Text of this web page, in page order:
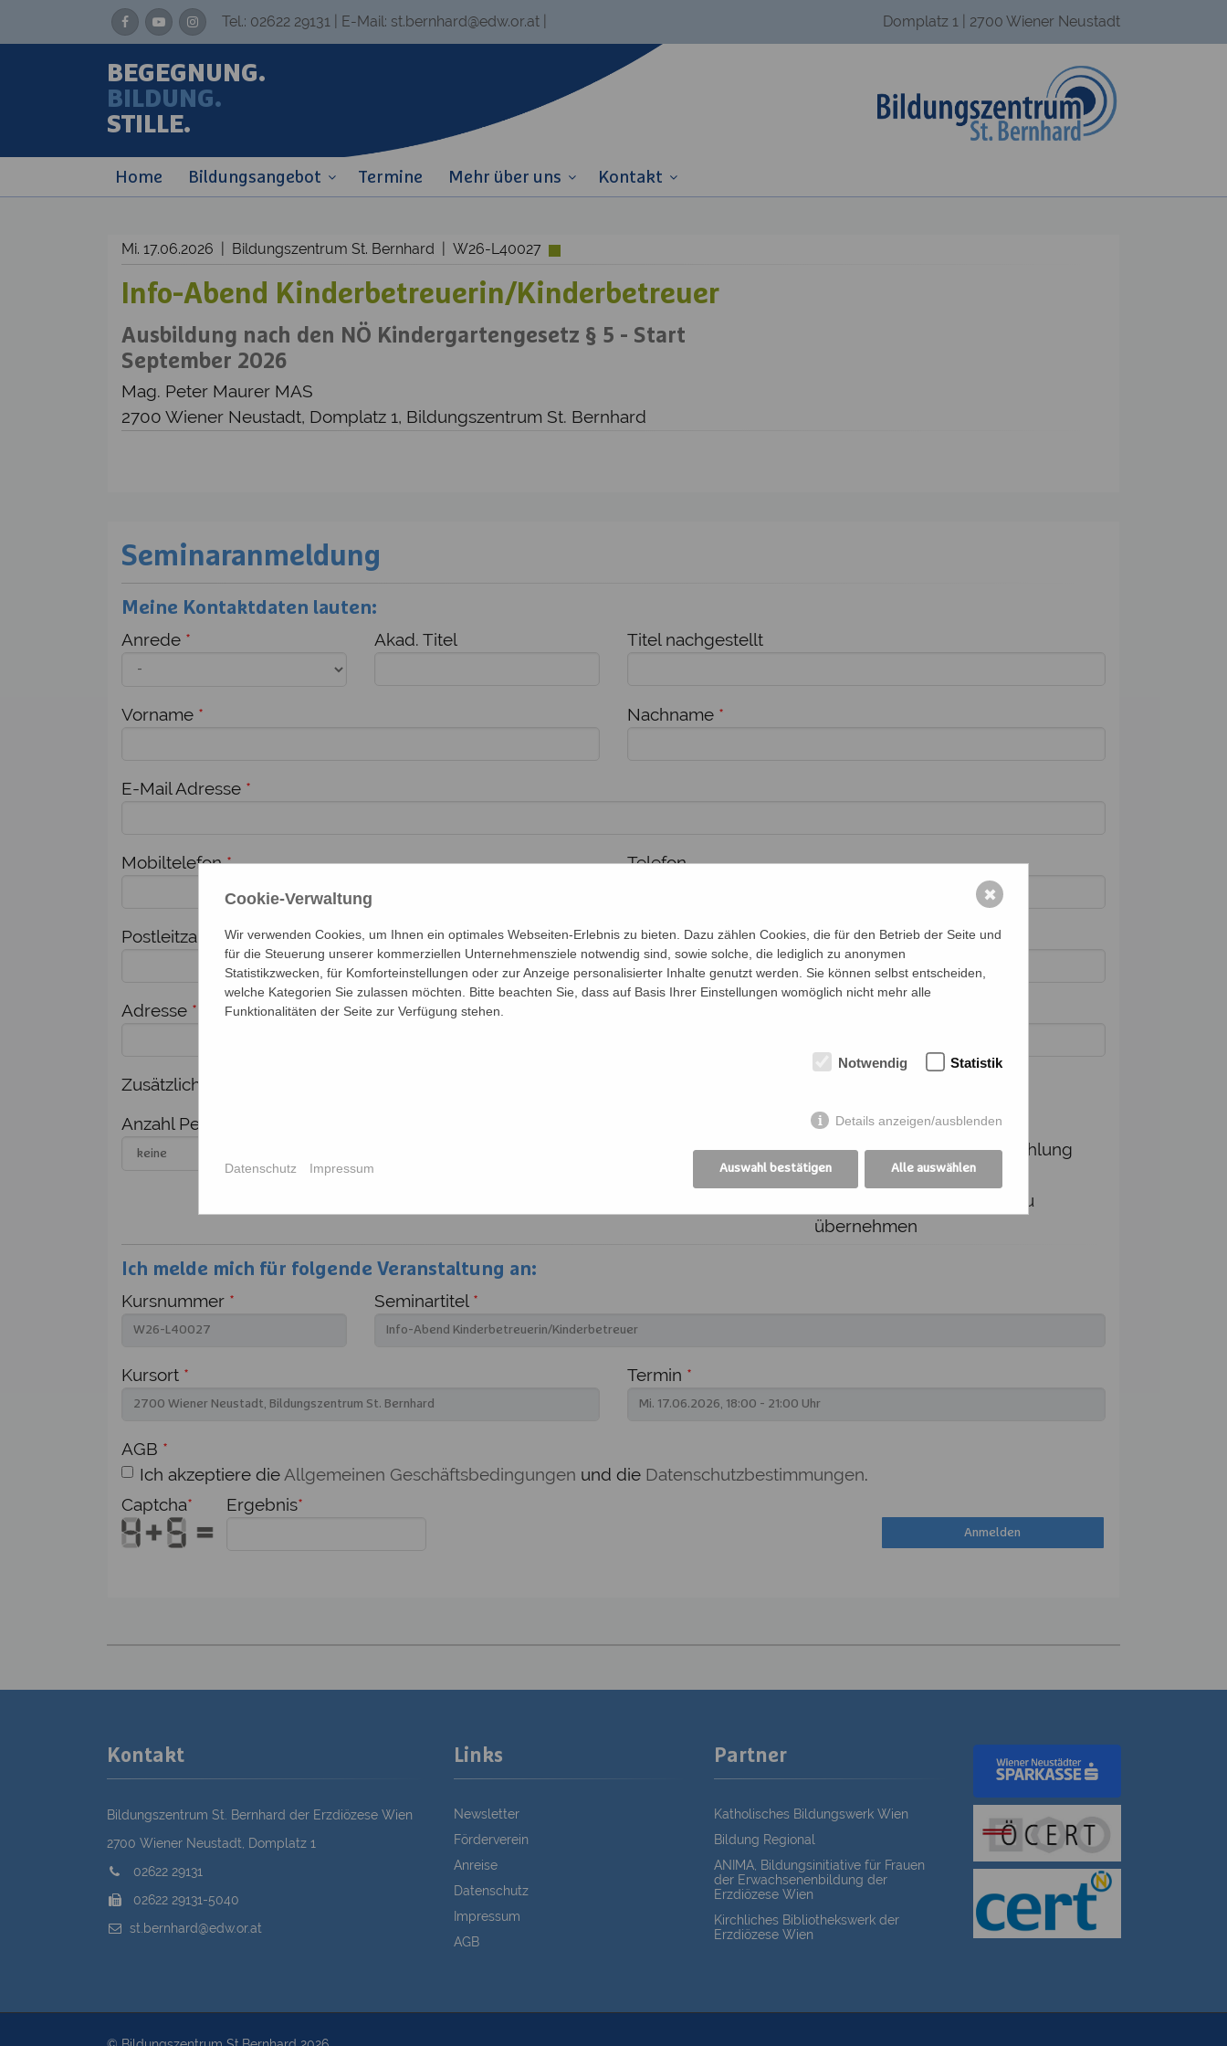
Tel.: 02622 29131 | E-Mail: st.bernhard@edw.or.at Domplatz 1 | 2700 Wiener Neustadt
BEGEGNUNG.
BILDUNG.
STILLE.
Home Bildungsangebot Termine Mehr über uns Kontakt
Mi. 17.06.2026 | Bildungszentrum St. Bernhard | W26-L40027
Info-Abend Kinderbetreuerin/Kinderbetreuer
Ausbildung nach den NÖ Kindergartengesetz § 5 - Start
September 2026
Mag. Peter Maurer MAS
2700 Wiener Neustadt, Domplatz 1, Bildungszentrum St. Bernhard
Seminaranmeldung
Meine Kontaktdaten lauten:
Anrede * Akad. Titel Titel nachgestellt
Vorname * Nachname *
E-Mail Adresse *
Mobiltelefon* Telefon
Postleitzahl Ort*
Adresse *
Zusätzlich melde ich weitere Personen für diese Veranstaltung an:
Anzahl Personen
Bedingungen
Ich verpflichte mich, die Zahlung
und Kommunikation für die
angemeldeten Personen zu
übernehmen
Ich melde mich für folgende Veranstaltung an:
Kursnummer * Seminartitel *
Kursort * Termin *
AGB *
Ich akzeptiere die Allgemeinen Geschäftsbedingungen und die Datenschutzbestimmungen.
Captcha* Ergebnis*
Kontakt
Bildungszentrum St. Bernhard der Erzdiözese Wien
2700 Wiener Neustadt, Domplatz 1
02622 29131
02622 29131-5040
st.bernhard@edw.or.at
Links
Newsletter
Förderverein
Anreise
Datenschutz
Impressum
AGB
Partner
Katholisches Bildungswerk Wien
Bildung Regional
ANIMA, Bildungsinitiative für Frauen
der Erwachsenenbildung der
Erzdiözese Wien
Kirchliches Bibliothekswerk der
Erzdiözese Wien
Cookie-Verwaltung
Wir verwenden Cookies, um Ihnen ein optimales Webseiten-Erlebnis zu bieten. Dazu zählen Cookies, die für den Betrieb der Seite und
für die Steuerung unserer kommerziellen Unternehmensziele notwendig sind, sowie solche, die lediglich zu anonymen
Statistikzwecken, für Komforteinstellungen oder zur Anzeige personalisierter Inhalte genutzt werden. Sie können selbst entscheiden,
welche Kategorien Sie zulassen möchten. Bitte beachten Sie, dass auf Basis Ihrer Einstellungen womöglich nicht mehr alle
Funktionalitäten der Seite zur Verfügung stehen.
Notwendig Statistik
Details anzeigen/ausblenden
Auswahl bestätigen Alle auswählen
Datenschutz Impressum
✖